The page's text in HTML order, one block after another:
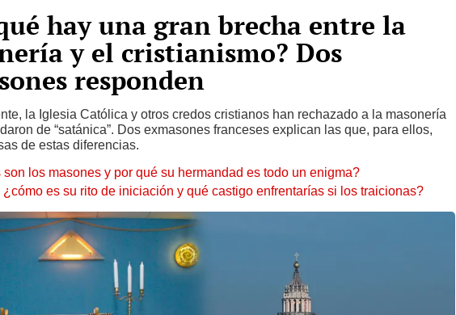
hay una gran brecha entre la
y el cristianismo? Dos
responden
la Iglesia Católica y otros credos cristianos han rechazado a la masonería
de “satánica”. Dos exmasones franceses explican las que, para ellos,
de estas diferencias.
los masones y por qué su hermandad es todo un enigma?
¿cómo es su rito de iniciación y qué castigo enfrentarías si los traicionas?